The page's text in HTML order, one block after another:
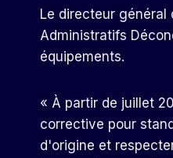
Le directeur
Administratifs
équipements.
« À partir de juillet
corrective pour
d'origine et